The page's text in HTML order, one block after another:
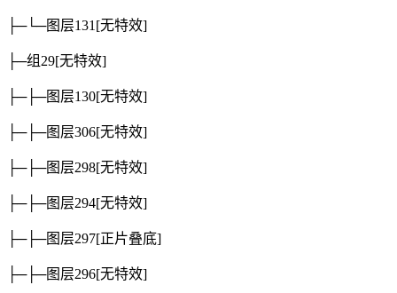
├─└─图层131[无特效]
├─组29[无特效]
├─├─图层130[无特效]
├─├─图层306[无特效]
├─├─图层298[无特效]
├─├─图层294[无特效]
├─├─图层297[正片叠底]
├─├─图层296[无特效]